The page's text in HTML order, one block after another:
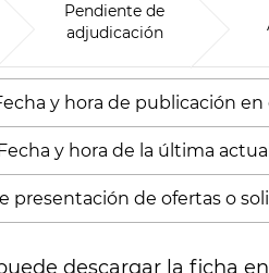
Pendiente de
adjudicación
y hora de publicación en
y hora de la última
presentación de ofertas o
descargar la ficha